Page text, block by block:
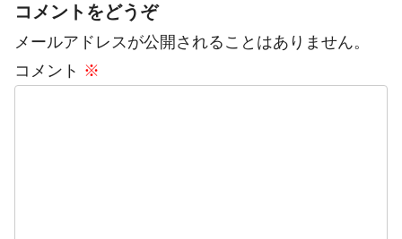
コメントをどうぞ
メールアドレスが公開されることはありません。
コメント ※